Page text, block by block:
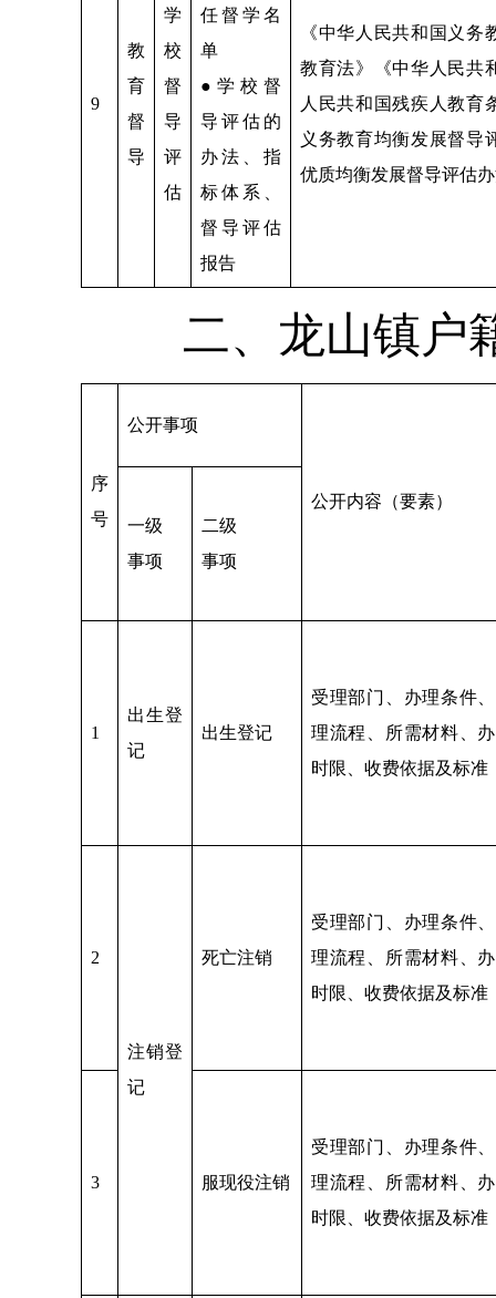
9
教
育
督
导
学
校
督
导
评
估
任督学名
单
●学校督
导评估的
办法、指
标体系、
督导评估
报告
《中华人民共和国义
教育法》《中华人民共
人民共和国残疾人教育
义务教育均衡发展督导
优质均衡发展督导评估
二、龙山镇户
序
号
公开事项
公开内容（要素）
一级
事项
二级
事项
1
出生登
记
出生登记
受理部门、办理条件
理流程、所需材料、
时限、收费依据及标准
2
注销登
记
死亡注销
受理部门、办理条件
理流程、所需材料、
时限、收费依据及标准
3 服现役注销
受理部门、办理条件
理流程、所需材料、
时限、收费依据及标准